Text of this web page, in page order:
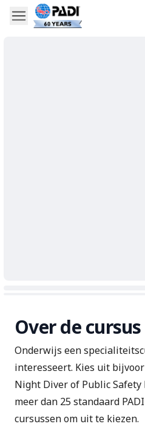
Over de cursus
Onderwijs een
interesseert. Kies uit
Night Diver of Public Safety
meer dan 25 standaard
cursussen om uit te kiezen.